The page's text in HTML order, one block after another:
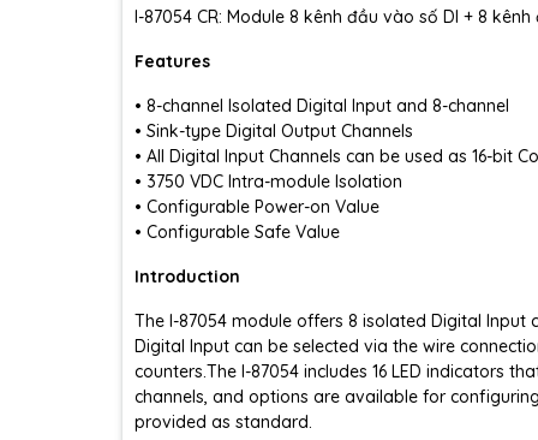
I-87054 CR: Module 8 kênh đầu vào số DI + 8
Features
• 8-channel Isolated Digital Input and 8-channel
• Sink-type Digital Output Channels
• All Digital Input Channels can be used as 16-bit
• 3750 VDC Intra-module Isolation
• Configurable Power-on Value
• Configurable Safe Value
Introduction
The I-87054 module offers 8 isolated Digital Input
Digital Input can be selected via the wire
counters.The I-87054 includes 16 LED indicators
channels, and options are available for
provided as standard.